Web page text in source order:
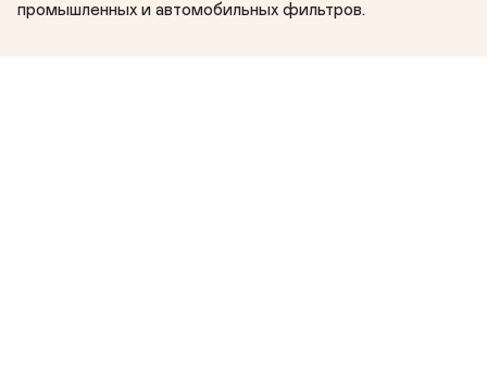
промышленных и автомобильных фильтров.